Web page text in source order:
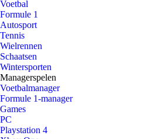
Voetbal
Formule 1
Autosport
Tennis
Wielrennen
Schaatsen
Wintersporten
Managerspelen
Voetbalmanager
Formule 1-manager
Games
PC
Playstation 4